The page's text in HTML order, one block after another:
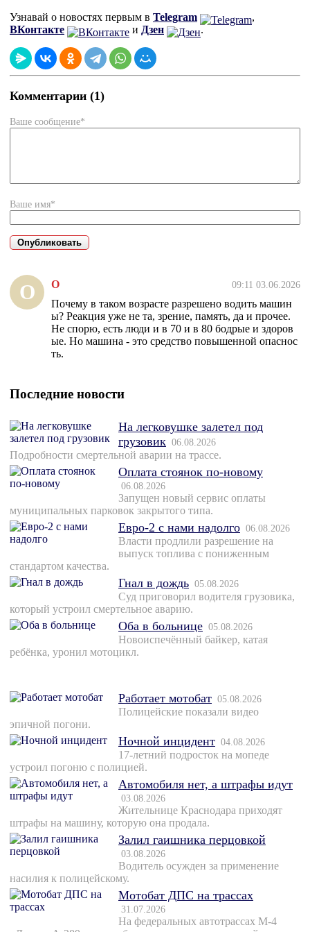
Узнавай о новостях первым в Telegram
,
ВКонтакте
и Дзен .
Комментарии (1)
Ваше сообщение*
Ваше имя*
О О 09:11 03.06.2026
Почему в таком возрасте разрешено водить машин
ы? Реакция уже не та, зрение, память, да и прочее.
Не спорю, есть люди и в 70 и в 80 бодрые и здоров
ые. Но машина - это средство повышенной опаснос
ть.
Последние новости
На легковушке залетел под
грузовик 06.08.2026
Подробности смертельной аварии на трассе.
Оплата стоянок по-новому
06.08.2026
Запущен новый сервис оплаты
муниципальных парковок закрытого типа.
Евро-2 с нами надолго 06.08.2026
Власти продлили разрешение на
выпуск топлива с пониженным
стандартом качества.
Гнал в дождь 05.08.2026
Суд приговорил водителя грузовика,
который устроил смертельное аварию.
Оба в больнице 05.08.2026
Новоиспечённый байкер, катая
ребёнка, уронил мотоцикл.
Работает мотобат 05.08.2026
Полицейские показали видео
эпичной погони.
Ночной инцидент 04.08.2026
17-летний подросток на мопеде
устроил погоню с полицией.
Автомобиля нет, а штрафы идут
03.08.2026
Жительнице Краснодара приходят
штрафы на машину, которую она продала.
Залил гаишника перцовкой
03.08.2026
Водитель осужден за применение
насилия к полицейскому.
Мотобат ДПС на трассах
31.07.2026
На федеральных автотрассах М-4